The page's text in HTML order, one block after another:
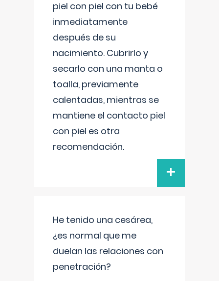
piel con piel con tu bebé
inmediatamente
después de su
nacimiento. Cubrirlo y
secarlo con una manta o
toalla, previamente
calentadas, mientras se
mantiene el contacto piel
con piel es otra
recomendación.
+
He tenido una cesárea,
¿es normal que me
duelan las relaciones con
penetración?